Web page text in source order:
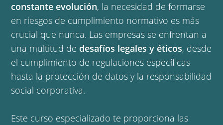
constante evolución, la necesidad de formarse
en riesgos de cumplimiento normativo es más
crucial que nunca. Las empresas se enfrentan a
una multitud de desafíos legales y éticos, desde
el cumplimiento de regulaciones específicas
hasta la protección de datos y la responsabilidad
social corporativa.
Este curso especializado te proporciona las